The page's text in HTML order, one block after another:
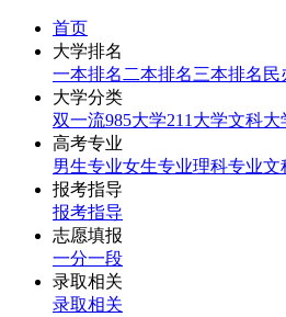
首页
大学排名
一本排名 二本排名三本排名 民
大学分类
双一流985大学211大学文科大
高考专业
男生专业女生专业理科专业文
报考指导
报考指导
志愿填报
一分一段
录取相关
录取相关